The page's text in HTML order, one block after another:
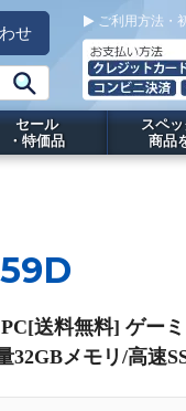
せ
ご利用方法・
セール
・特価品
スペ
商品
送料無料] ゲー
32GBメモリ/高速